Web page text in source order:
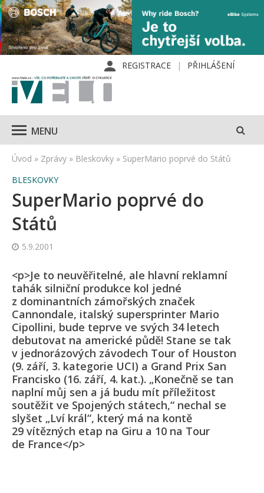
REGISTRACE PŘIHLÁŠENÍ
MENU
Úvod » Zprávy » Bleskovky » SuperMario poprvé do Států
BLESKOVKY
SuperMario poprvé do
Států
5.9.2001
<p>Je to neuvěřitelné, ale hlavní reklamní
tahák silniční produkce kol jedné
z dominantních zámořských značek
Cannondale, italský supersprinter Mario
Cipollini, bude teprve ve svých 34 letech
debutovat na americké půdě! Stane se tak
v jednorázových závodech Tour of Houston
(9. září, 3. kategorie UCI) a Grand Prix San
Francisko (16. září, 4. kat.). „Konečně se tan
naplní můj sen a já budu mít příležitost
soutěžit ve Spojených státech,“ nechal se
slyšet „Lví král“, který má na kontě
29 vítězných etap na Giru a 10 na Tour
de France</p>